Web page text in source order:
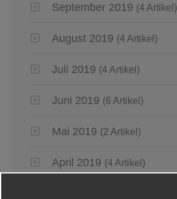
September 2019 (4 Artikel)
August 2019 (4 Artikel)
Juli 2019 (4 Artikel)
Juni 2019 (6 Artikel)
Mai 2019 (2 Artikel)
April 2019 (4 Artikel)